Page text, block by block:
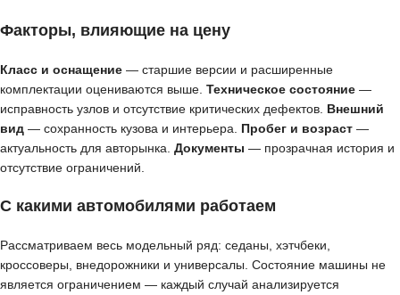
Факторы, влияющие на цену
Класс и оснащение — старшие версии и расширенные
комплектации оцениваются выше. Техническое состояние —
исправность узлов и отсутствие критических дефектов. Внешний
вид — сохранность кузова и интерьера. Пробег и возраст —
актуальность для авторынка. Документы — прозрачная история и
отсутствие ограничений.
С какими автомобилями работаем
Рассматриваем весь модельный ряд: седаны, хэтчбеки,
кроссоверы, внедорожники и универсалы. Состояние машины не
является ограничением — каждый случай анализируется